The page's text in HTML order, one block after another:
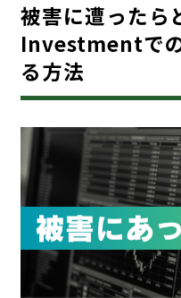
被害に遭ったら
Investmentで
る方法